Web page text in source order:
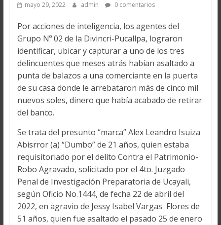
mayo 29, 2022 admin 0 comentarios
Por acciones de inteligencia, los agentes del
Grupo Nº 02 de la Divincri-Pucallpa, lograron
identificar, ubicar y capturar a uno de los tres
delincuentes que meses atrás habían asaltado a
punta de balazos a una comerciante en la puerta
de su casa donde le arrebataron más de cinco mil
nuevos soles, dinero que había acabado de retirar
del banco.
Se trata del presunto “marca” Alex Leandro Isuiza
Abisrror (a) “Dumbo” de 21 años, quien estaba
requisitoriado por el delito Contra el Patrimonio-
Robo Agravado, solicitado por el 4to. Juzgado
Penal de Investigación Preparatoria de Ucayali,
según Oficio No.1444, de fecha 22 de abril del
2022, en agravio de Jessy Isabel Vargas Flores de
51 años, quien fue asaltado el pasado 25 de enero